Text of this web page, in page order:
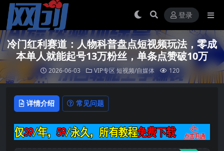
登录
冷门红利赛道：人物科普盘点短视频玩法，零成
本单人就能起号13万粉丝，单条点赞破10万
2026-06-03 VIP专区短视频/自媒体 120
详情介绍 常见问题